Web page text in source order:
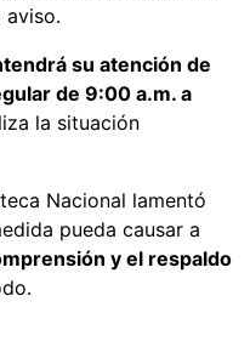
aviso.
su atención de
de 9:00 a.m. a
la situación
Nacional lamentó
pueda causar a
y el respaldo